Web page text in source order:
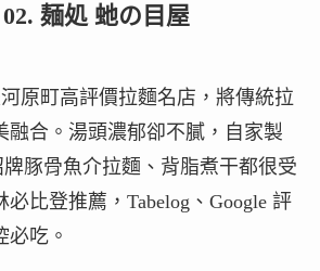
麺処 虵の目屋
原町高評價拉麵名店，將傳統拉
融合。湯頭濃郁卻不膩，自家製
豚骨魚介拉麵、背脂煮干都很受
比登推薦，Tabelog、Google 評
必吃。